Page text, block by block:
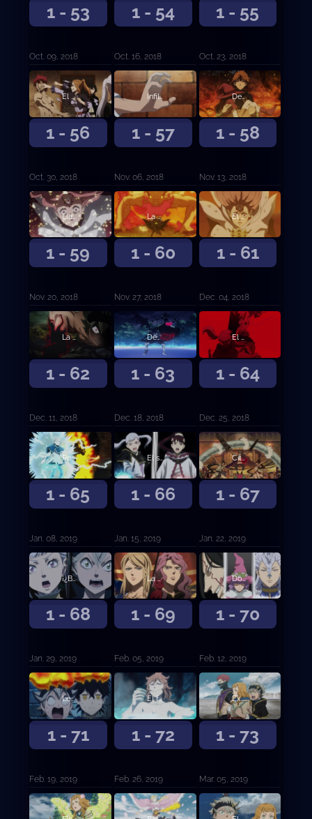
1 - 53
Oct. 09, 2018
1 - 54
Oct. 16, 2018
1 - 55
Oct. 23, 2018
1 - 56
El hombre llamado Fanzell, continuación
Oct. 30, 2018
1 - 57
Infiltración
Nov. 06, 2018
1 - 58
Decisiones en el campo de batalla
Nov. 13, 2018
1 - 59
Llamas de odio
Nov. 20, 2018
1 - 60
La expiación del desertor
Nov. 27, 2018
1 - 61
El mundo prometido
Dec. 04, 2018
1 - 62
La persona que te hace mejorar
Dec. 11, 2018
1 - 63
Desesperación contra esperanza
Dec. 18, 2018
1 - 64
El hilo rojo del destino
Dec. 25, 2018
1 - 65
Regresamos
Jan. 08, 2019
1 - 66
El secreto de Ojo de la Noche Blanca
Jan. 15, 2019
1 - 67
Cita doble en el festival
Jan. 22, 2019
1 - 68
¡¿Batalla a Muerte?! Yami contra Jack
Jan. 29, 2019
1 - 69
La melancolía de la rosa salvaje
Feb. 05, 2019
1 - 70
Dos caras nuevas
Feb. 12, 2019
1 - 71
Leona imbatida sin corona
Feb. 19, 2019
1 - 72
El fuego de Santelmo
Feb. 26, 2019
1 - 73
Examen de selección de los Caballeros Reales
Mar. 05, 2019